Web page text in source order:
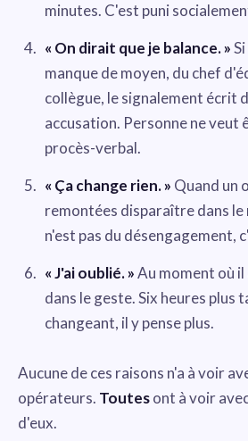
minutes. C'est puni
« On dirait que je balance. »
manque de moyen, du chef
collègue, le signalement écrit
accusation. Personne ne veut
procès-verbal.
« Ça change rien. » Quand un
remontées disparaître dans le
n'est pas du désengagement,
« J'ai oublié. »Au moment où
dans le geste. Six heures plus
changeant, il y pense plus.
Aucune de ces raisons n'a à voir
opérateurs. Toutesont à voir
d'eux.